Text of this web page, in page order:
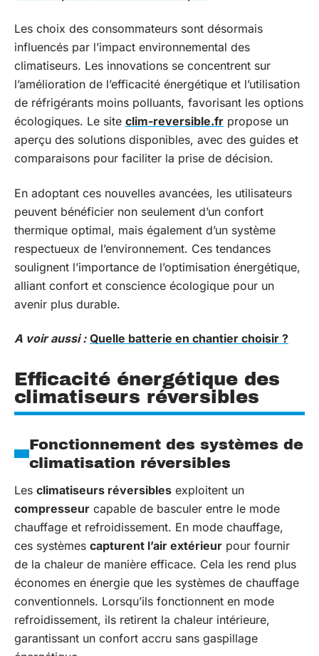
Les choix des consommateurs sont désormais
influencés par l’impact environnemental des
climatiseurs. Les innovations se concentrent sur
l’amélioration de l’efficacité énergétique et l’utilisation
de réfrigérants moins polluants, favorisant les options
écologiques. Le site clim-reversible.fr propose un
aperçu des solutions disponibles, avec des guides et
comparaisons pour faciliter la prise de décision.
En adoptant ces nouvelles avancées, les utilisateurs
peuvent bénéficier non seulement d’un confort
thermique optimal, mais également d’un système
respectueux de l’environnement. Ces tendances
soulignent l’importance de l’optimisation énergétique,
alliant confort et conscience écologique pour un
avenir plus durable.
A voir aussi : Quelle batterie en chantier choisir ?
Efficacité énergétique des
climatiseurs réversibles
Fonctionnement des systèmes de
climatisation réversibles
Les climatiseurs réversibles exploitent un
compresseur capable de basculer entre le mode
chauffage et refroidissement. En mode chauffage,
ces systèmes capturent l’air extérieur pour fournir
de la chaleur de manière efficace. Cela les rend plus
économes en énergie que les systèmes de chauffage
conventionnels. Lorsqu’ils fonctionnent en mode
refroidissement, ils retirent la chaleur intérieure,
garantissant un confort accru sans gaspillage